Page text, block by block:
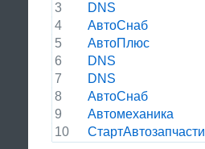
3
DNS
4
АвтоСнаб
5
АвтоПлюс
6
DNS
7
DNS
8
АвтоСнаб
9
Автомеханика
10
СтартАвтозапчасти